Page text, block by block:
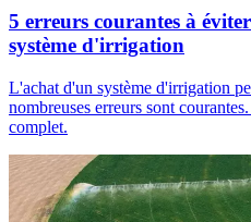
5 erreurs courantes à
système d'irrigation
L'achat d'un système d'irrigation
nombreuses erreurs sont
complet.